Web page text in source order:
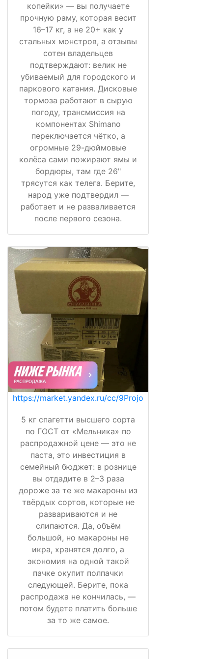
копейки» — вы получаете
прочную раму, которая весит
16–17 кг, а не 20+ как у
стальных монстров, а отзывы
сотен владельцев
подтверждают: велик не
убиваемый для городского и
паркового катания. Дисковые
тормоза работают в сырую
погоду, трансмиссия на
компонентах Shimano
переключается чётко, а
огромные 29-дюймовые
колёса сами пожирают ямы и
бордюры, там где 26"
трясутся как телега. Берите,
народ уже подтвердил —
работает и не разваливается
после первого сезона.
https://market.yandex.ru/cc/9Projo
5 кг спагетти высшего сорта
по ГОСТ от «Мельника» по
распродажной цене — это не
паста, это инвестиция в
семейный бюджет: в рознице
вы отдадите в 2–3 раза
дороже за те же макароны из
твёрдых сортов, которые не
развариваются и не
слипаются. Да, объём
большой, но макароны не
икра, хранятся долго, а
экономия на одной такой
пачке окупит полпачки
следующей. Берите, пока
распродажа не кончилась, —
потом будете платить больше
за то же самое.